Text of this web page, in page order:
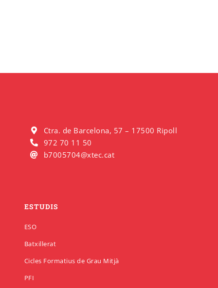
Ctra. de Barcelona, 57 – 17500 Ripoll
972 70 11 50
b7005704@xtec.cat
ESTUDIS
ESO
Batxillerat
Cicles Formatius de Grau Mitjà
PFI